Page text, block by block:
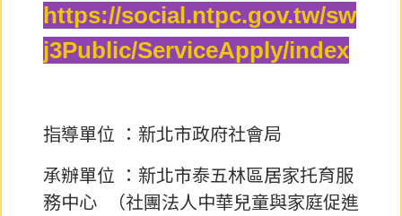
https://social.ntpc.gov.tw/sw
j3Public/ServiceApply/index
指導單位 ：新北市政府社會局
承辦單位 ：新北市泰五林區居家托育服
務中心 （社團法人中華兒童與家庭促進